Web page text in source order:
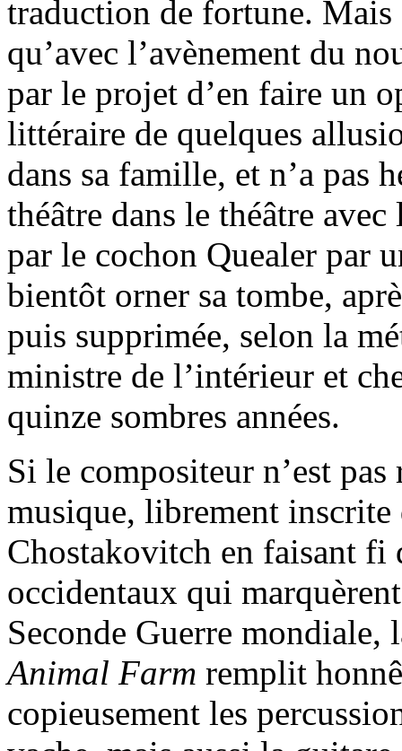
traduction de fortune.
qu’avec l’avènement du
par le projet d’en faire un
littéraire de quelques
dans sa famille, et n’a pas
théâtre dans le théâtre
par le cochon Quealer par
bientôt orner sa tombe,
puis supprimée, selon la
ministre de l’intérieur et
quinze sombres années.
Si le compositeur n’est pas
musique, librement
Chostakovitch en faisant fi
occidentaux qui
Seconde Guerre
Animal Farm remplit
copieusement les